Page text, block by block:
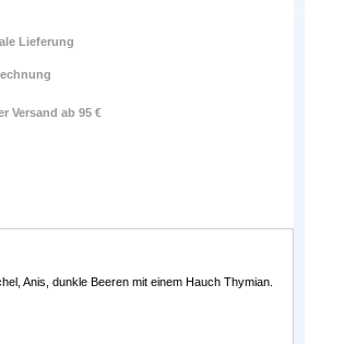
Lieferung
Versand ab 95 €
Anis, dunkle Beeren mit einem Hauch Thymian.